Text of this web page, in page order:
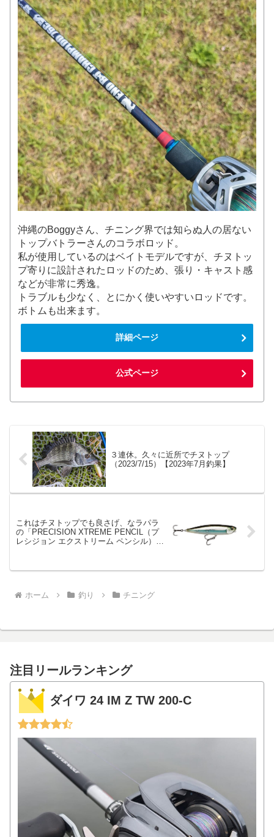
沖縄のBoggyさん、チニング界では知らぬ人の居ない
トップバトラーさんのコラボロッド。
私が使用しているのはベイトモデルですが、チヌトッ
プ寄りに設計されたロッドのため、張り・キャスト感
などが非常に秀逸。
トラブルも少なく、とにかく使いやすいロッドです。
ボトムも出来ます。
詳細ページ
公式ページ
３連休。久々に近所でチヌトップ
（2023/7/15）【2023年7月釣果】
これはチヌトップでも良さげ、なラパラ
の「PRECISION XTREME PENCIL（プ
レシジョン エクストリーム ペンシル）」
ホーム 釣り チニング
注目リールランキング
ダイワ 24 IM Z TW 200-C